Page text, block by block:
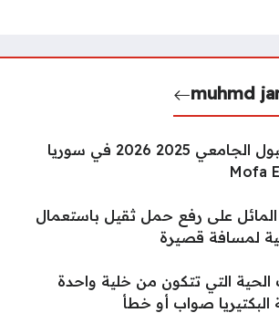
muhmd
رابط مفاضلة القبول الجامعي 2025 2026 في سوريا
Mofa
على رفع حمل ثقيل باستعمال
لمسافة قصيرة
التي تتكون من خلية واحدة
صواب أو خطأ